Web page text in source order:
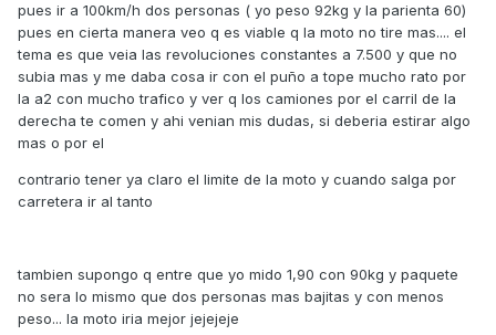
pues ir a 100km/h dos personas ( yo peso 92kg y la parienta 60)
pues en cierta manera veo q es viable q la moto no tire mas.... el
tema es que veia las revoluciones constantes a 7.500 y que no
subia mas y me daba cosa ir con el puño a tope mucho rato por
la a2 con mucho trafico y ver q los camiones por el carril de la
derecha te comen y ahi venian mis dudas, si deberia estirar algo
mas o por el
contrario tener ya claro el limite de la moto y cuando salga por
carretera ir al tanto
tambien supongo q entre que yo mido 1,90 con 90kg y paquete
no sera lo mismo que dos personas mas bajitas y con menos
peso... la moto iria mejor jejejeje